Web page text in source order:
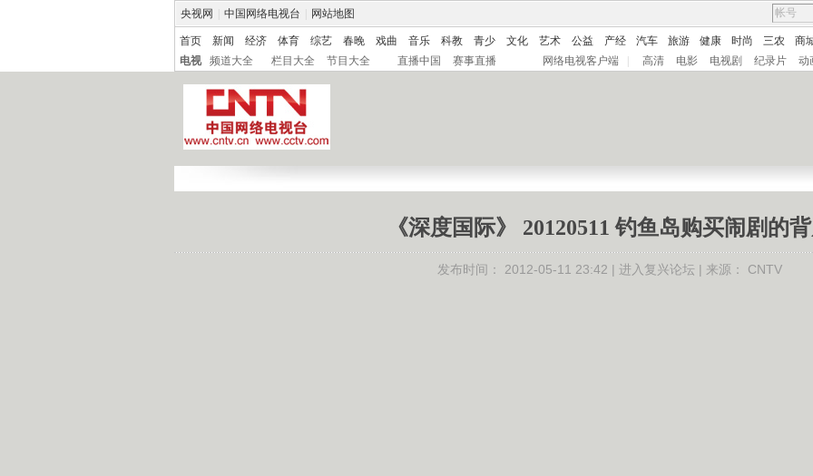
央视网 中国网络电视台 网站地图
首页 新闻 经济 体育 综艺 春晚 戏曲 音乐 科教 青少 文化 艺术 公益 产经 汽车 旅游 健康 时尚 三农
商
电视
频道大全 栏目大全 节目大全 直播中国 赛事直播 网络电视客户端 高清 电影 电视剧 纪录片 动
《深度国际》 20120511 钓鱼岛购买闹剧的
发布时间： 2012-05-11 23:42 | 进入复兴论坛 | 来源： CNTV